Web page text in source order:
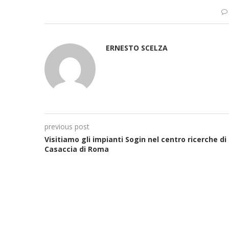
ERNESTO SCELZA
previous post
Visitiamo gli impianti Sogin nel centro ricerche di
Casaccia di Roma